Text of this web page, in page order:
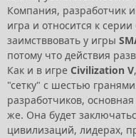
Компания, разработчик
игра и относится к серии
заимстввовать у игры
потому что действия
Как и в игре Civilization V
"сетку" с шестью
разработчиков,
же. Она будет
цивилизаций, лидерах,